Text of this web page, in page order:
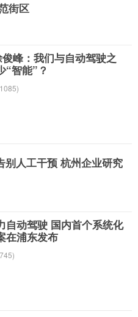
街区
峰：我们与自动驾驶之
“智能”？
别人工干预 杭州企业研究
自动驾驶 国内首个系统化
在浦东发布